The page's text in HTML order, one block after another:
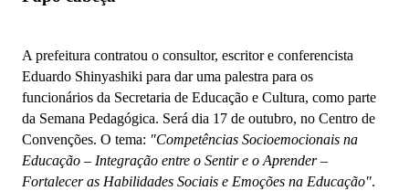
A prefeitura contratou o consultor, escritor e conferencista
Eduardo Shinyashiki para dar uma palestra para os
funcionários da Secretaria de Educação e Cultura, como parte
da Semana Pedagógica. Será dia 17 de outubro, no Centro de
Convenções. O tema: "Competências Socioemocionais na
Educação – Integração entre o Sentir e o Aprender –
Fortalecer as Habilidades Sociais e Emoções na Educação".